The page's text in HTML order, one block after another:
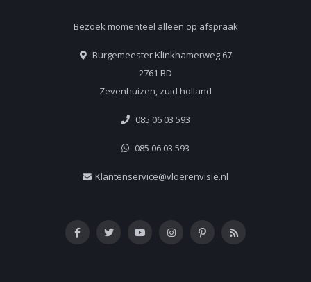
Bezoek momenteel alleen op afspraak
Burgemeester Klinkhamerweg 67
2761 BD
Zevenhuizen, zuid holland
085 06 03 593
085 06 03 593
Klantenservice@vloerenvisie.nl